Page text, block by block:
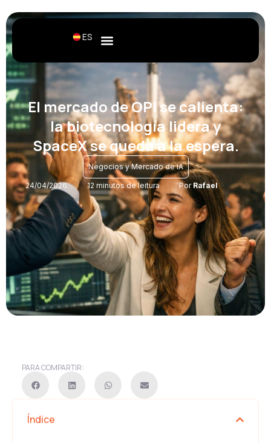
ES
El mercado de OPI se calienta:
la biotecnología lidera y
SpaceX se queda a la espera.
Negocios y Mercado de IA
24/04/2026 12 minutos de leitura PorRafael
PARA COMPARTIR:
Índice